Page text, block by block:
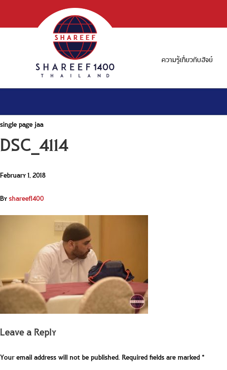
ความรู้เกี่ยวกับฮัจย์
single page jaa
DSC_4114
February 1, 2018
Byshareef1400
Leave a Reply
Your email address will not be published.Required fields are marked*